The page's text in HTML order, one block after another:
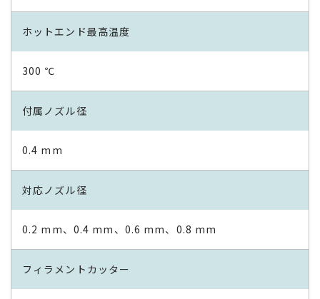
ホットエンド最高温度
300 ℃
付属ノズル径
0.4 mm
対応ノズル径
0.2 mm、0.4 mm、0.6 mm、0.8 mm
フィラメントカッター